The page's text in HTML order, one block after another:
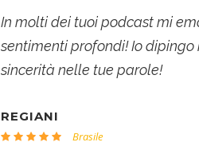
In molti dei tuoi podcast mi
sentimenti profondi! Io
sincerità nelle tue parole!
REGIANI
Brasile